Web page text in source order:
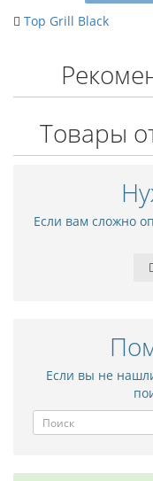
Top Grill Black
Товары
Если вам сложно
Если вы не